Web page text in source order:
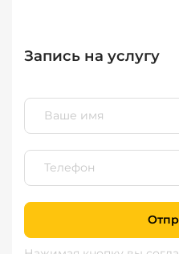
Запись на услугу